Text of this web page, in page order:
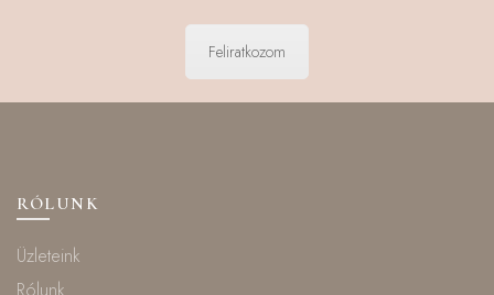
Feliratkozom
RÓLUNK
Üzleteink